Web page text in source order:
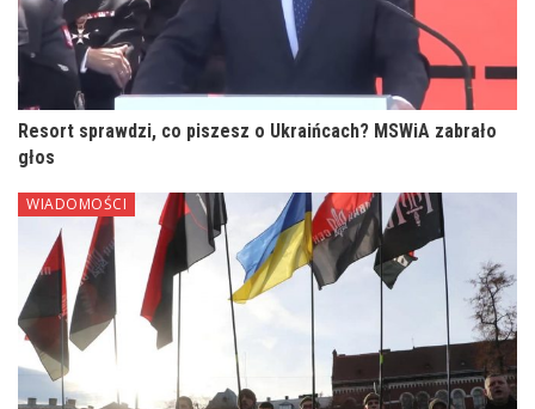
Resort sprawdzi, co piszesz o Ukraińcach? MSWiA zabrało
głos
WIADOMOŚCI